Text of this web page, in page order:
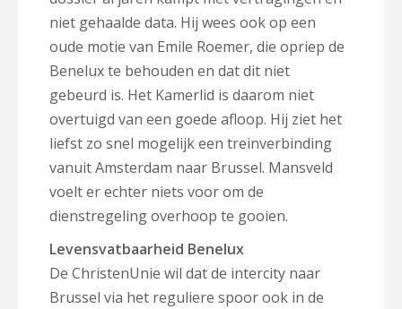
niet gehaalde data. Hij wees ook op een
oude motie van Emile Roemer, die opriep de
Benelux te behouden en dat dit niet
gebeurd is. Het Kamerlid is daarom niet
overtuigd van een goede afloop. Hij ziet het
liefst zo snel mogelijk een treinverbinding
vanuit Amsterdam naar Brussel. Mansveld
voelt er echter niets voor om de
dienstregeling overhoop te gooien.
Levensvatbaarheid Benelux
De ChristenUnie wil dat de intercity naar
Brussel via het reguliere spoor ook in de